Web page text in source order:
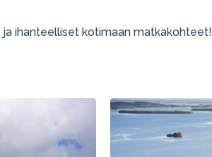
ja ihanteelliset kotimaan matkakohteet!